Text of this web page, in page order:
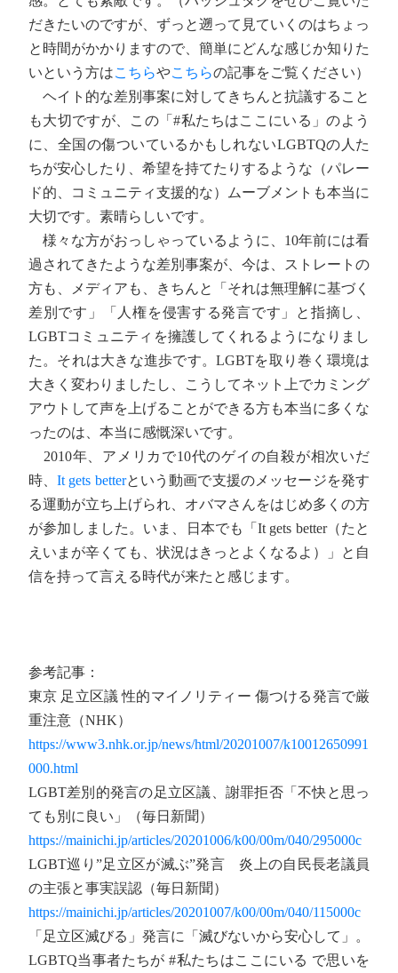
だきたいのですが、ずっと遡って見ていくのはちょっ
と時間がかかりますので、簡単にどんな感じか知りた
いという方はこちらやこちらの記事をご覧ください）
ヘイト的な差別事案に対してきちんと抗議すること
も大切ですが、この「#私たちはここにいる」のよう
に、全国の傷ついているかもしれないLGBTQの人た
ちが安心したり、希望を持てたりするような（パレー
ド的、コミュニティ支援的な）ムーブメントも本当に
大切です。素晴らしいです。
様々な方がおっしゃっているように、10年前には看
過されてきたような差別事案が、今は、ストレートの
方も、メディアも、きちんと「それは無理解に基づく
差別です」「人権を侵害する発言です」と指摘し、
LGBTコミュニティを擁護してくれるようになりまし
た。それは大きな進歩です。LGBTを取り巻く環境は
大きく変わりましたし、こうしてネット上でカミング
アウトして声を上げることができる方も本当に多くな
ったのは、本当に感慨深いです。
2010年、アメリカで10代のゲイの自殺が相次いだ
時、It gets betterという動画で支援のメッセージを発す
る運動が立ち上げられ、オバマさんをはじめ多くの方
が参加しました。いま、日本でも「It gets better（たと
えいまが辛くても、状況はきっとよくなるよ）」と自
信を持って言える時代が来たと感じます。
参考記事：
東京 足立区議 性的マイノリティー 傷つける発言で厳
重注意（NHK）
https://www3.nhk.or.jp/news/html/20201007/k10012650991
000.html
LGBT差別的発言の足立区議、謝罪拒否「不快と思っ
ても別に良い」（毎日新聞）
https://mainichi.jp/articles/20201006/k00/00m/040/295000c
LGBT巡り”足立区が滅ぶ”発言 炎上の自民長老議員
の主張と事実誤認（毎日新聞）
https://mainichi.jp/articles/20201007/k00/00m/040/115000c
「足立区滅びる」発言に「滅びないから安心して」。
LGBTQ当事者たちが #私たちはここにいる で思いを